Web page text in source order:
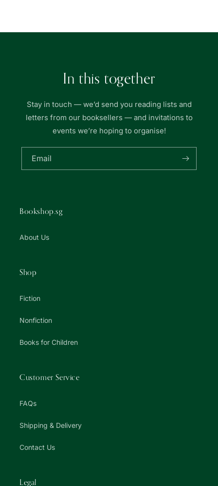
In this together
Stay in touch — we’d send you reading lists and
letters from our booksellers — and invitations to
events we’re hoping to organise!
Email
Bookshop.sg
About Us
Shop
Fiction
Nonfiction
Books for Children
Customer Service
FAQs
Shipping & Delivery
Contact Us
Legal